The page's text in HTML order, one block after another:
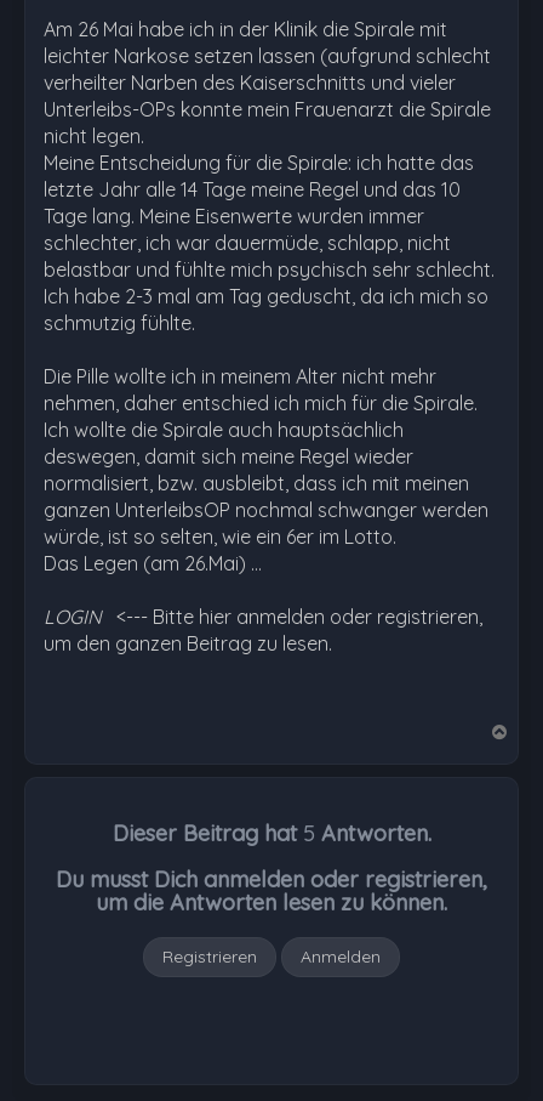
Am 26 Mai habe ich in der Klinik die Spirale mit
leichter Narkose setzen lassen (aufgrund schlecht
verheilter Narben des Kaiserschnitts und vieler
Unterleibs-OPs konnte mein Frauenarzt die Spirale
nicht legen.
Meine Entscheidung für die Spirale: ich hatte das
letzte Jahr alle 14 Tage meine Regel und das 10
Tage lang. Meine Eisenwerte wurden immer
schlechter, ich war dauermüde, schlapp, nicht
belastbar und fühlte mich psychisch sehr schlecht.
Ich habe 2-3 mal am Tag geduscht, da ich mich so
schmutzig fühlte.
Die Pille wollte ich in meinem Alter nicht mehr
nehmen, daher entschied ich mich für die Spirale.
Ich wollte die Spirale auch hauptsächlich
deswegen, damit sich meine Regel wieder
normalisiert, bzw. ausbleibt, dass ich mit meinen
ganzen UnterleibsOP nochmal schwanger werden
würde, ist so selten, wie ein 6er im Lotto.
Das Legen (am 26.Mai) …
LOGIN <--- Bitte hier anmelden oder registrieren,
um den ganzen Beitrag zu lesen.
Dieser Beitrag hat 5 Antworten.
Du musst Dich anmelden oder registrieren,
um die Antworten lesen zu können.
Registrieren Anmelden